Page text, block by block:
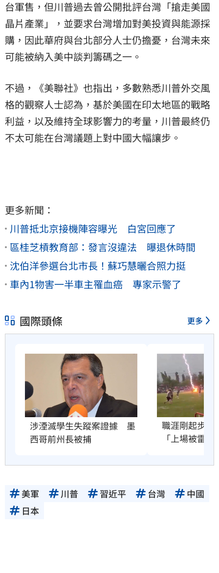
台軍售，但川普過去曾公開批評台灣「搶走美國
晶片產業」，並要求台灣增加對美投資與能源採
購，因此華府與台北部分人士仍擔憂，台灣未來
可能被納入美中談判籌碼之一。
不過，《美聯社》也指出，多數熟悉川普外交風
格的觀察人士認為，基於美國在印太地區的戰略
利益，以及維持全球影響力的考量，川普最終仍
不太可能在台灣議題上對中國大幅讓步。
更多新聞：
川普抵北京接機陣容曝光 白宮回應了
區桂芝槓教育部：發言沒違法 曝退休時間
沈伯洋參選台北市長！蘇巧慧曬合照力挺
車內1物害一半車主罹血癌 專家示警了
國際頭條 更多
涉湮滅學生失蹤案證據　墨
西哥前州長被捕
職涯剛起步　
「上場被雷劈
美軍 川普 習近平 台灣
中國
日本